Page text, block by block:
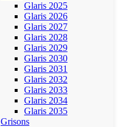
Glaris 2025
Glaris 2026
Glaris 2027
Glaris 2028
Glaris 2029
Glaris 2030
Glaris 2031
Glaris 2032
Glaris 2033
Glaris 2034
Glaris 2035
Grisons